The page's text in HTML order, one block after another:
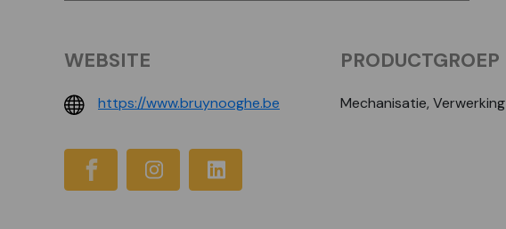
WEBSITE
https://www.bruynooghe.be
PRODUCTGROEP
Mechanisatie, Verwerking